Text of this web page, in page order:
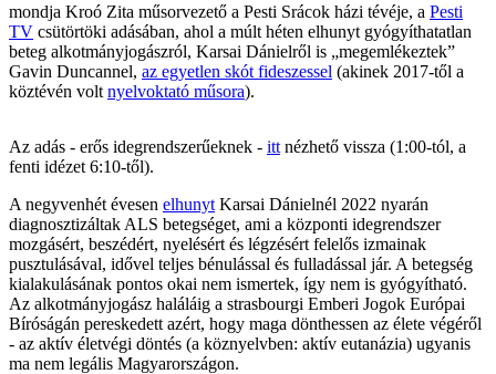
mondja Kroó Zita műsorvezető a Pesti Srácok házi tévéje, a Pesti
TV csütörtöki adásában, ahol a múlt héten elhunyt gyógyíthatatlan
beteg alkotmányjogászról, Karsai Dánielről is „megemlékeztek”
Gavin Duncannel, az egyetlen skót fideszessel (akinek 2017-től a
köztévén volt nyelvoktató műsora).
Az adás - erős idegrendszerűeknek - itt nézhető vissza (1:00-tól, a
fenti idézet 6:10-től).
A negyvenhét évesen elhunyt Karsai Dánielnél 2022 nyarán
diagnosztizáltak ALS betegséget, ami a központi idegrendszer
mozgásért, beszédért, nyelésért és légzésért felelős izmainak
pusztulásával, idővel teljes bénulással és fulladással jár. A betegség
kialakulásának pontos okai nem ismertek, így nem is gyógyítható.
Az alkotmányjogász haláláig a strasbourgi Emberi Jogok Európai
Bíróságán pereskedett azért, hogy maga dönthessen az élete végéről
- az aktív életvégi döntés (a köznyelvben: aktív eutanázia) ugyanis
ma nem legális Magyarországon.